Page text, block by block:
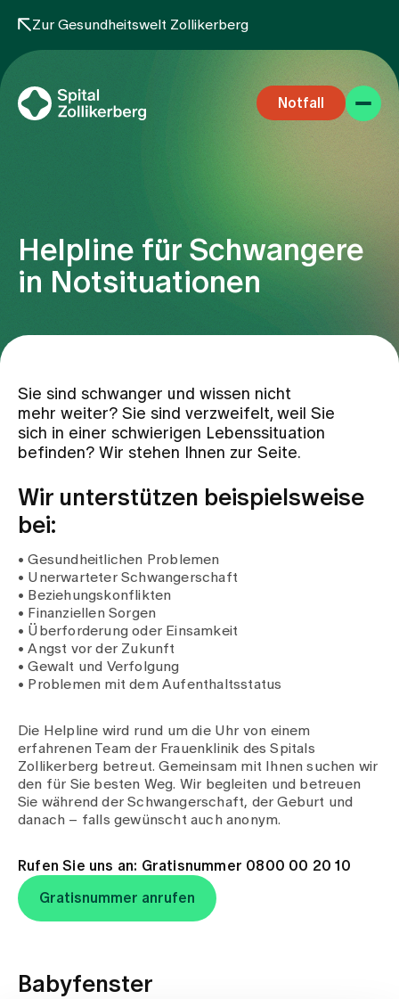
Zur Gesundheitswelt Zollikerberg
Notfall
Fachbereiche
Team
Zuweisende
Events
Über uns
Aktuelles
Jobs & Karriere
Kontakt
Babygalerie
Blog
Medien
Publikationen
Helpline für Schwangere
in Notsituationen
Sie sind schwanger und wissen nicht
mehr weiter? Sie sind verzweifelt, weil Sie
sich in einer schwierigen Lebenssituation
befinden? Wir stehen Ihnen zur Seite.
Wir unterstützen beispielsweise
bei:
• Gesundheitlichen Problemen
• Unerwarteter Schwangerschaft
• Beziehungskonflikten
• Finanziellen Sorgen
• Überforderung oder Einsamkeit
• Angst vor der Zukunft
• Gewalt und Verfolgung
• Problemen mit dem Aufenthaltsstatus
Die Helpline wird rund um die Uhr von einem
erfahrenen Team der Frauenklinik des Spitals
Zollikerberg betreut. Gemeinsam mit Ihnen suchen wir
den für Sie besten Weg. Wir begleiten und betreuen
Sie während der Schwangerschaft, der Geburt und
danach – falls gewünscht auch anonym.
Rufen Sie uns an: Gratisnummer 0800 00 20 10
Gratisnummer anrufen
Babyfenster